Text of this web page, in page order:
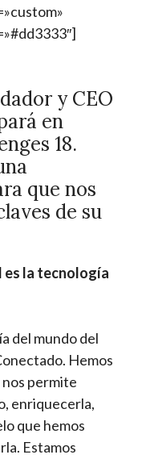
y CEO
en
18.
que nos
de su
es la tecnología
del mundo del
Hemos
permite
enriquecerla,
que hemos
Estamos